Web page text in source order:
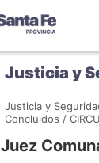
Justicia y
Justicia y
Concluidos /
Juez